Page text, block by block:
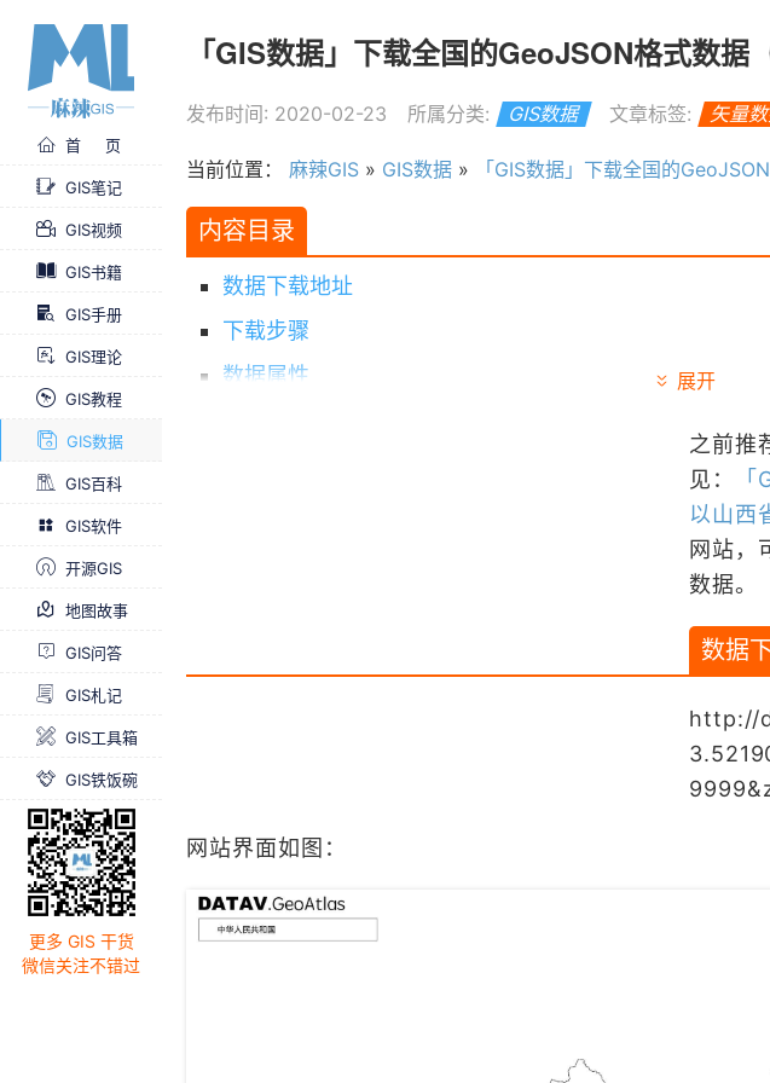
首 页
GIS笔记
GIS视频
GIS书籍
GIS手册
GIS理论
GIS教程
GIS数据
GIS百科
GIS软件
开源GIS
地图故事
GIS问答
GIS札记
GIS工具箱
GIS铁饭碗
更多 GIS 干货
微信关注不错过
「GIS数据」下载全国的GeoJSON格式数据
发布时间: 2020-02-23 所属分类: GIS数据 文章标签: 矢量
当前位置： 麻辣GIS » GIS数据 » 「GIS数据」下载全国的
内容目录
展开
数据下载地址
下载步骤
数据属性
之前推
见：
以山西
网站，
数据。
数据
http://
网站界面如图：